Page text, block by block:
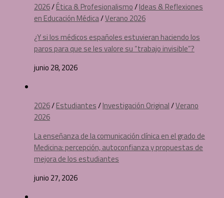
2026/Ética & Profesionalismo/Ideas & Reflexiones
en Educación Médica/Verano 2026
¿Y si los médicos españoles estuvieran haciendo los
paros para que se les valore su “trabajo invisible”?
junio 28, 2026
2026/Estudiantes/Investigación Original/Verano
2026
La enseñanza de la comunicación clínica en el grado de
Medicina: percepción, autoconfianza y propuestas de
mejora de los estudiantes
junio 27, 2026